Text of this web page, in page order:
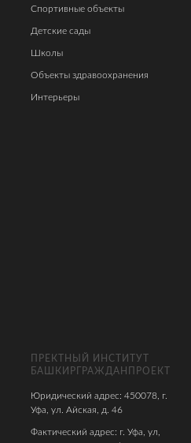
Спортивные объекты
Детские сады
Школы
Объекты здравоохранения
Интерьеры
ПРЕКТНЫЙ ИНСТИТУТ
БАШКИРГРАЖДАНПРОЕКТ
Юридический адрес: 450078, г.
Уфа, ул. Айская, д. 46
Фактический адрес: г. Уфа, ул,